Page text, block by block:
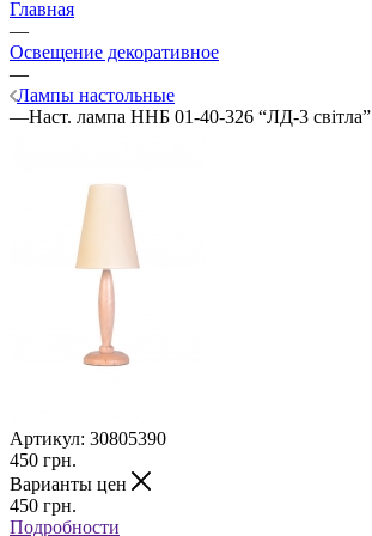
Главная
—
Освещение декоративное
—
Лампы настольные
—Наст. лампа ННБ 01-40-326 “ЛД-3 світла”
Артикул: 30805390
450 грн.
Варианты цен
450 грн.
Подробности